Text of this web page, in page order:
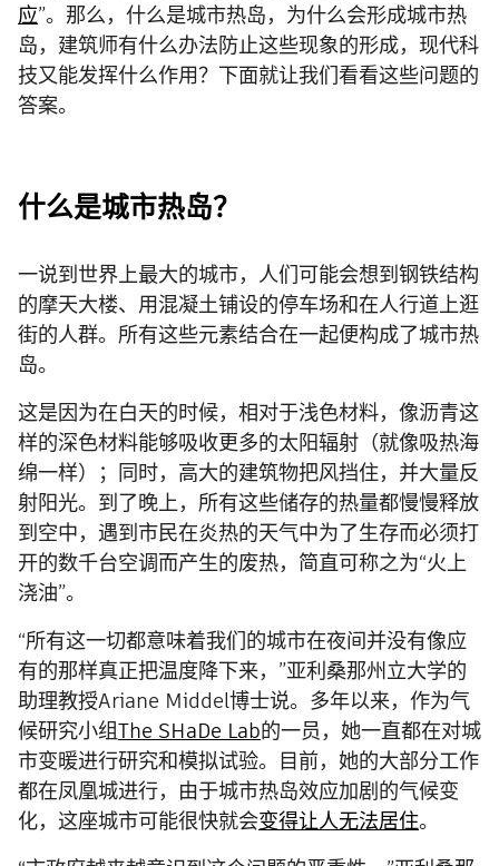
应”。那么，什么是城市热岛，为什么会形成城市热
岛，建筑师有什么办法防止这些现象的形成，现代科
技又能发挥什么作用？下面就让我们看看这些问题的
答案。
什么是城市热岛？
一说到世界上最大的城市，人们可能会想到钢铁结构
的摩天大楼、用混凝土铺设的停车场和在人行道上逛
街的人群。所有这些元素结合在一起便构成了城市热
岛。
这是因为在白天的时候，相对于浅色材料，像沥青这
样的深色材料能够吸收更多的太阳辐射（就像吸热海
绵一样）；同时，高大的建筑物把风挡住，并大量反
射阳光。到了晚上，所有这些储存的热量都慢慢释放
到空中，遇到市民在炎热的天气中为了生存而必须打
开的数千台空调而产生的废热，简直可称之为“火上
浇油”。
“所有这一切都意味着我们的城市在夜间并没有像应
有的那样真正把温度降下来，”亚利桑那州立大学的
助理教授Ariane Middel博士说。多年以来，作为气
候研究小组The SHaDe Lab的一员，她一直都在对城
市变暖进行研究和模拟试验。目前，她的大部分工作
都在凤凰城进行，由于城市热岛效应加剧的气候变
化，这座城市可能很快就会变得让人无法居住。